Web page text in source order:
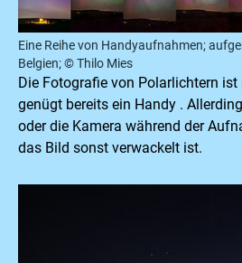
Eine Reihe von Handyaufnahmen;
Belgien; © Thilo Mies
Die Fotografie von Polarlichtern ist
genügt bereits ein Handy .
oder die Kamera während der
das Bild sonst verwackelt ist.